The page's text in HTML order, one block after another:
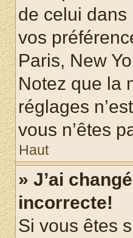
de celui dans
vos
Paris, New
Notez que la
réglages
vous n’êtes
Haut
» J’ai
incorrecte!
Si vous êtes